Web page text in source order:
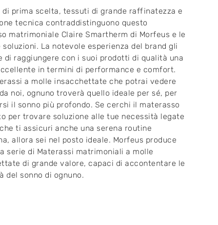
di prima scelta, tessuti di grande raffinatezza e
tecnica contraddistinguono questo
matrimoniale Claire Smartherm di Morfeus e le
soluzioni. La notevole esperienza del brand gli
di raggiungere con i suoi prodotti di qualità una
in termini di performance e comfort.
a molle insacchettate che potrai vedere
noi, ognuno troverà quello ideale per sé, per
il sonno più profondo. Se cerchi il materasso
per trovare soluzione alle tue necessità legate
ti assicuri anche una serena routine
allora sei nel posto ideale. Morfeus produce
serie di Materassi matrimoniali a molle
di grande valore, capaci di accontentare le
del sonno di ognuno.